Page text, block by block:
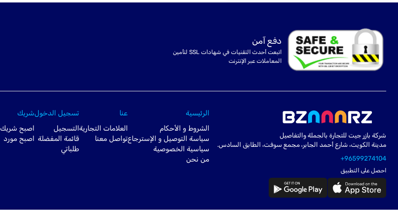
دفع آمن
اتبعت أحدث التقنيات في شهادات SSL لتأمين
المعاملات عبر الإنترنت
شركة بازر جيت للتجارة بالجملة والتفاصيل
مدينة الكويت، شارع أحمد الجابر، مجمع سوفت، الطابق السادس.
+96599274104
احصل على التطبيق
الرئيسية
الشروط و الأحكام
سياسة التوصيل و الإسترجاع
سياسية الخصوصية
من نحن
عنا
العلامات التجارية
تواصل معنا
تسجيل الدخول
التسجيل
قائمة المفضلة
طلباتي
شريك
اصبح شريك
اصبح مورد